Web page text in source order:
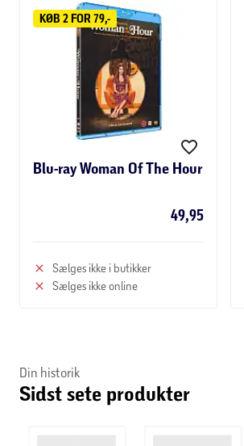
KØB 2 FOR 79,-
Blu-ray Woman Of The Hour
49,95
Sælges ikke i butikker
Sælges ikke online
Din historik
Sidst sete produkter